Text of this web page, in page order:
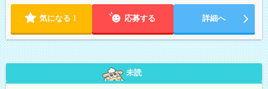
気になる！ 応募する 詳細へ
未読